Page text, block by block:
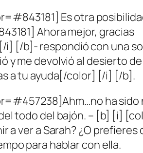
Es otra
Ahora mejor, gracias
[/b]- respondió con una
y me devolvió al desierto
a tu ayuda[/color] [/i] [/b].
ha
todo del bajón. – [b] [i]
a ver a Sarah? ¿O
para hablar con ella.